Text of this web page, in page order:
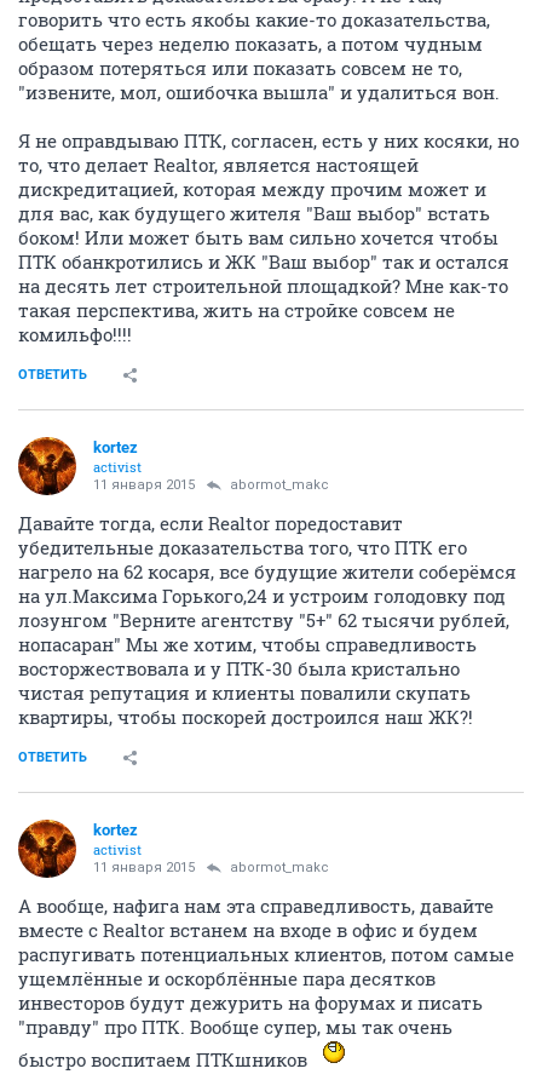
говорить что есть якобы какие-то доказательства,
обещать через неделю показать, а потом чудным
образом потеряться или показать совсем не то,
"извените, мол, ошибочка вышла" и удалиться вон.
Я не оправдываю ПТК, согласен, есть у них косяки, но
то, что делает Realtor, является настоящей
дискредитацией, которая между прочим может и
для вас, как будущего жителя "Ваш выбор" встать
боком! Или может быть вам сильно хочется чтобы
ПТК обанкротились и ЖК "Ваш выбор" так и остался
на десять лет строительной площадкой? Мне как-то
такая перспектива, жить на стройке совсем не
комильфо!!!!
ОТВЕТИТЬ
kortez
activist
11 января 2015 abormot_makc
Давайте тогда, если Realtor поредоставит
убедительные доказательства того, что ПТК его
нагрело на 62 косаря, все будущие жители соберёмся
на ул.Максима Горького,24 и устроим голодовку под
лозунгом "Верните агентству "5+" 62 тысячи рублей,
нопасаран" Мы же хотим, чтобы справедливость
восторжествовала и у ПТК-30 была кристально
чистая репутация и клиенты повалили скупать
квартиры, чтобы поскорей достроился наш ЖК?!
ОТВЕТИТЬ
kortez
activist
11 января 2015 abormot_makc
А вообще, нафига нам эта справедливость, давайте
вместе с Realtor встанем на входе в офис и будем
распугивать потенциальных клиентов, потом самые
ущемлённые и оскорблённые пара десятков
инвесторов будут дежурить на форумах и писать
"правду" про ПТК. Вообще супер, мы так очень
быстро воспитаем ПТКшников